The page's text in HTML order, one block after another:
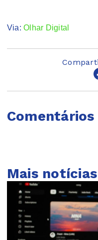
Via:Olhar Digital
Comentários
Mais notícias